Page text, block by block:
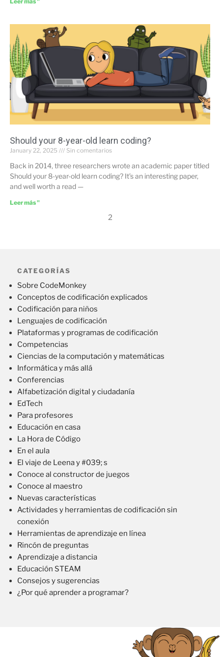
Should your 8-year-old learn coding?
January 22, 2025 Sin comentarios
Back in 2014, three researchers wrote an academic paper titled
Should your 8-year-old learn coding? It’s an interesting paper,
and well worth a read —
Leer más "
2
CATEGORÍAS
Sobre CodeMonkey
Conceptos de codificación explicados
Codificación para niños
Lenguajes de codificación
Plataformas y programas de codificación
Competencias
Ciencias de la computación y matemáticas
Informática y más allá
Conferencias
Alfabetización digital y ciudadanía
EdTech
Para profesores
Educación en casa
La Hora de Código
En el aula
El viaje de Leena y #039; s
Conoce al constructor de juegos
Conoce al maestro
Nuevas características
Actividades y herramientas de codificación sin
conexión
Herramientas de aprendizaje en línea
Rincón de preguntas
Aprendizaje a distancia
Educación STEAM
Consejos y sugerencias
¿Por qué aprender a programar?